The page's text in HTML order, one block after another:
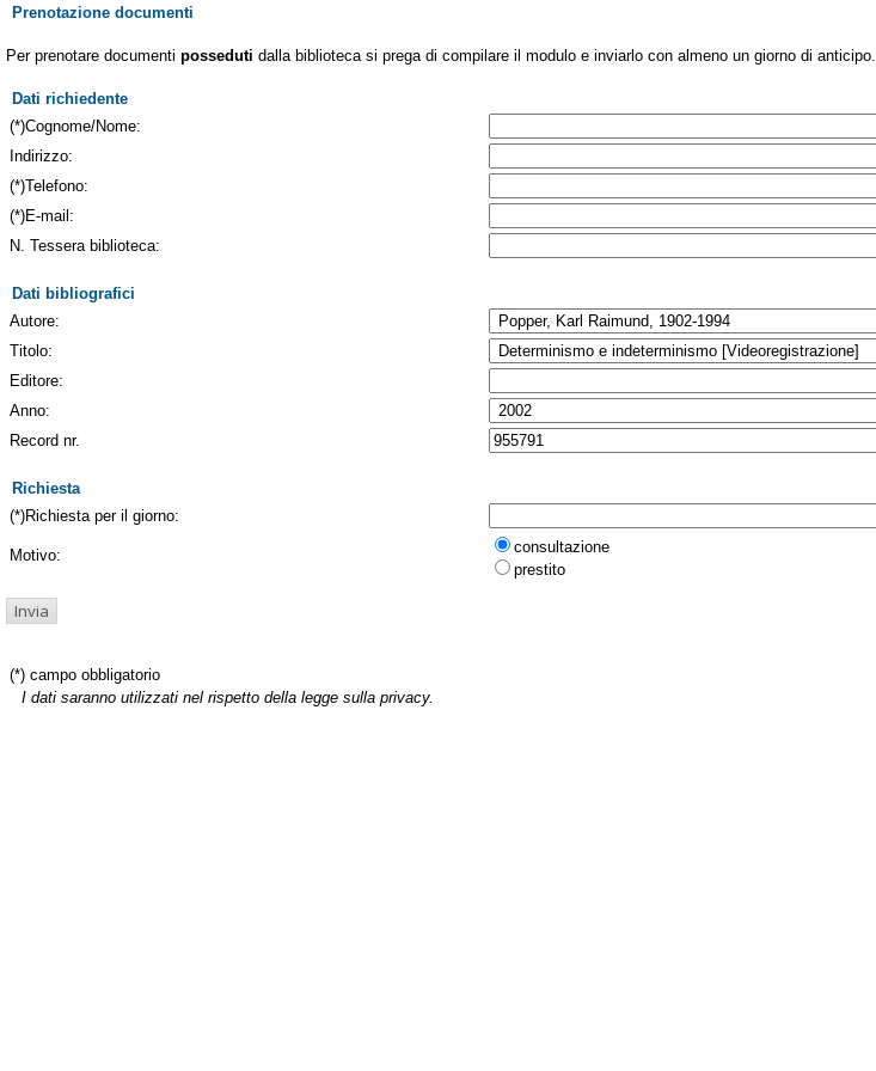
Prenotazione documenti
Per prenotare documenti posseduti dalla biblioteca si prega di compilare il modulo e inviarlo con almeno un giorno di anticipo.
Dati richiedente
(*)Cognome/Nome:
Indirizzo:
(*)Telefono:
(*)E-mail:
N. Tessera biblioteca:
Dati bibliografici
Autore:
Titolo:
Editore:
Anno:
Record nr.
Richiesta
(*)Richiesta per il giorno:
Motivo:
consultazione
prestito
(*) campo obbligatorio
I dati saranno utilizzati nel rispetto della legge sulla privacy.